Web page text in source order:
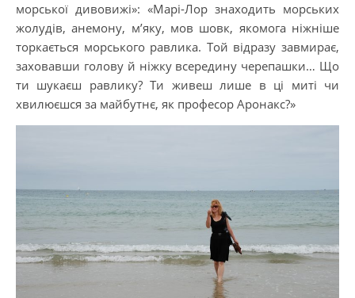
морської дивовижі»: «Марі-Лор знаходить морських
жолудів, анемону, м’яку, мов шовк, якомога ніжніше
торкається морського равлика. Той відразу завмирає,
заховавши голову й ніжку всередину черепашки… Що
ти шукаєш равлику? Ти живеш лише в ці миті чи
хвилюєшся за майбутнє, як професор Аронакс?»